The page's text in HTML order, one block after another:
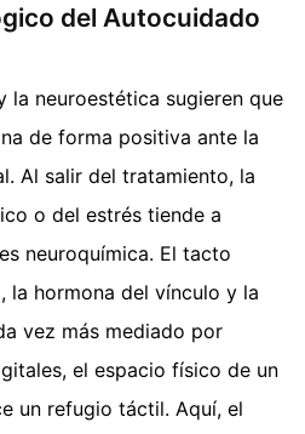
del Autocuidado
la neuroestética sugieren que
de forma positiva ante la
Al salir del tratamiento, la
o del estrés tiende a
neuroquímica. El tacto
la hormona del vínculo y la
vez más mediado por
el espacio físico de un
un refugio táctil. Aquí, el